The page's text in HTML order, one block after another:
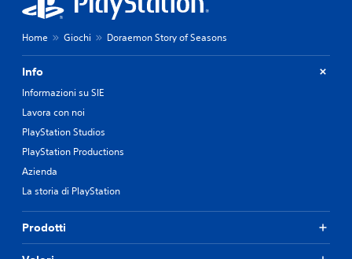
Home Giochi Doraemon Story of Seasons
Info
Informazioni su SIE
Lavora con noi
PlayStation Studios
PlayStation Productions
Azienda
La storia di PlayStation
Prodotti